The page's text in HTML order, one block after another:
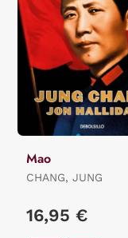
Mao
CHANG, JUNG
16,95 €